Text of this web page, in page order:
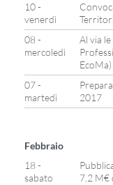
10 -
venerdì
08 -
mercoledì
Al via
EcoMa)
07 -
martedì
2017
Febbraio
18 -
sabato
7,2 M€